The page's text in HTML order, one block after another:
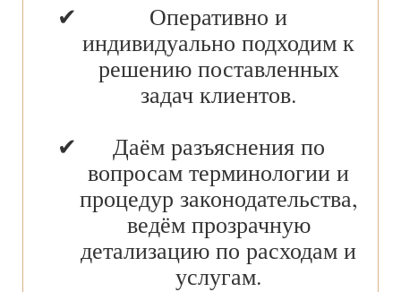
Оперативно и
индивидуально подходим к
решению поставленных
задач клиентов.
Даём разъяснения по
вопросам терминологии и
процедур законодательства,
ведём прозрачную
детализацию по расходам и
услугам.